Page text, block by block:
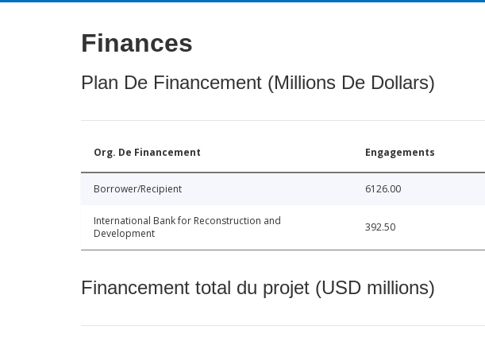
Finances
Plan De Financement (Millions De Dollars)
Org. De Financement Engagements
Borrower/Recipient 6126.00
International Bank for Reconstruction and
Development
392.50
Financement total du projet (USD millions)